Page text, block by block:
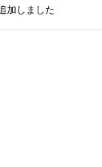
加しました